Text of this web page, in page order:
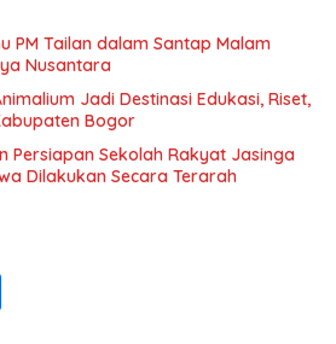
PM Tailan dalam Santap Malam
Nusantara
Jadi Destinasi Edukasi, Riset,
Bogor
Persiapan Sekolah Rakyat Jasinga
Dilakukan Secara Terarah